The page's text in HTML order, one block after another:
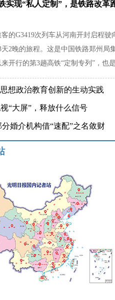
。
实现“私人定制”，是铁路改革
的G3419次列车从河南开封启程驶
2晚的旅程。这是中国铁路郑州局
开行的第3趟高铁“定制专列”，也
求的生动实践。
想政治教育创新的生动实践
“大屏”，释放什么信号
婚介机构借“速配”之名敛财